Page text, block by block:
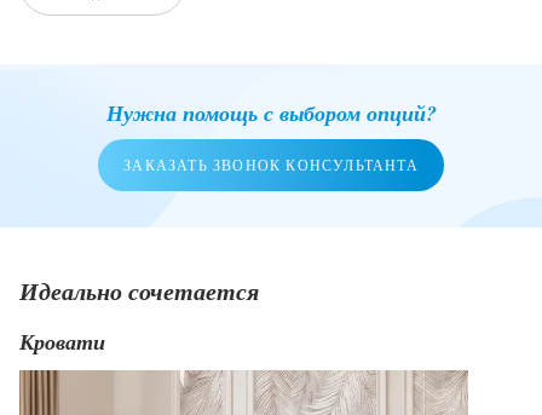
Нужна помощь с выбором опций?
ЗАКАЗАТЬ ЗВОНОК КОНСУЛЬТАНТА
Идеально сочетается
Кровати